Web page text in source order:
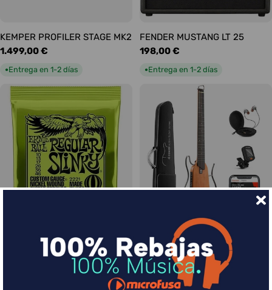
KEMPER PROFILER STAGE MK2
Precio
habitual
1.499,00 €
●Entrega en 1-2 días
FENDER MUSTANG LT 25
Precio
habitual
198,00 €
●Entrega en 1-2 días
Slinky Regular 10-46
DONNER HUSH-I Silent Guitar
Caoba
Precio
habitual
339,00 €
Entrega en 1-2 días